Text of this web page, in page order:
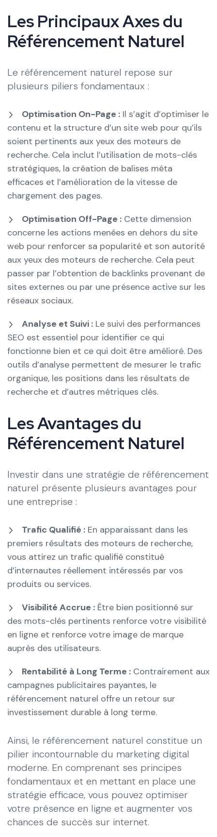
Les Principaux Axes du
Référencement Naturel
Le référencement naturel repose sur
plusieurs piliers fondamentaux :
Optimisation On-Page : Il s’agit d’optimiser le
contenu et la structure d’un site web pour qu’ils
soient pertinents aux yeux des moteurs de
recherche. Cela inclut l’utilisation de mots-clés
stratégiques, la création de balises méta
efficaces et l’amélioration de la vitesse de
chargement des pages.
Optimisation Off-Page : Cette dimension
concerne les actions menées en dehors du site
web pour renforcer sa popularité et son autorité
aux yeux des moteurs de recherche. Cela peut
passer par l’obtention de backlinks provenant de
sites externes ou par une présence active sur les
réseaux sociaux.
Analyse et Suivi : Le suivi des performances
SEO est essentiel pour identifier ce qui
fonctionne bien et ce qui doit être amélioré. Des
outils d’analyse permettent de mesurer le trafic
organique, les positions dans les résultats de
recherche et d’autres métriques clés.
Les Avantages du
Référencement Naturel
Investir dans une stratégie de référencement
naturel présente plusieurs avantages pour
une entreprise :
Trafic Qualifié : En apparaissant dans les
premiers résultats des moteurs de recherche,
vous attirez un trafic qualifié constitué
d’internautes réellement intéressés par vos
produits ou services.
Visibilité Accrue : Être bien positionné sur
des mots-clés pertinents renforce votre visibilité
en ligne et renforce votre image de marque
auprès des utilisateurs.
Rentabilité à Long Terme : Contrairement aux
campagnes publicitaires payantes, le
référencement naturel offre un retour sur
investissement durable à long terme.
Ainsi, le référencement naturel constitue un
pilier incontournable du marketing digital
moderne. En comprenant ses principes
fondamentaux et en mettant en place une
stratégie efficace, vous pouvez optimiser
votre présence en ligne et augmenter vos
chances de succès sur internet.